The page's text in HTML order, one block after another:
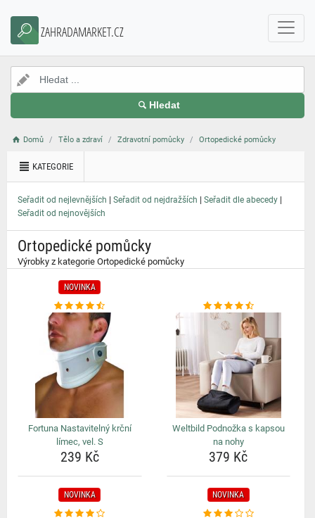
ZAHRADAMARKET.CZ
Hledat
Domů Tělo a zdraví Zdravotní pomůcky Ortopedické pomůcky
KATEGORIE
Seřadit od nejlevnějších | Seřadit od nejdražších | Seřadit dle abecedy |
Seřadit od nejnovějších
Ortopedické pomůcky
Výrobky z kategorie Ortopedické pomůcky
NOVINKA
Fortuna Nastavitelný krční
límec, vel. S
239 Kč
Weltbild Podnožka s kapsou
na nohy
379 Kč
NOVINKA NOVINKA